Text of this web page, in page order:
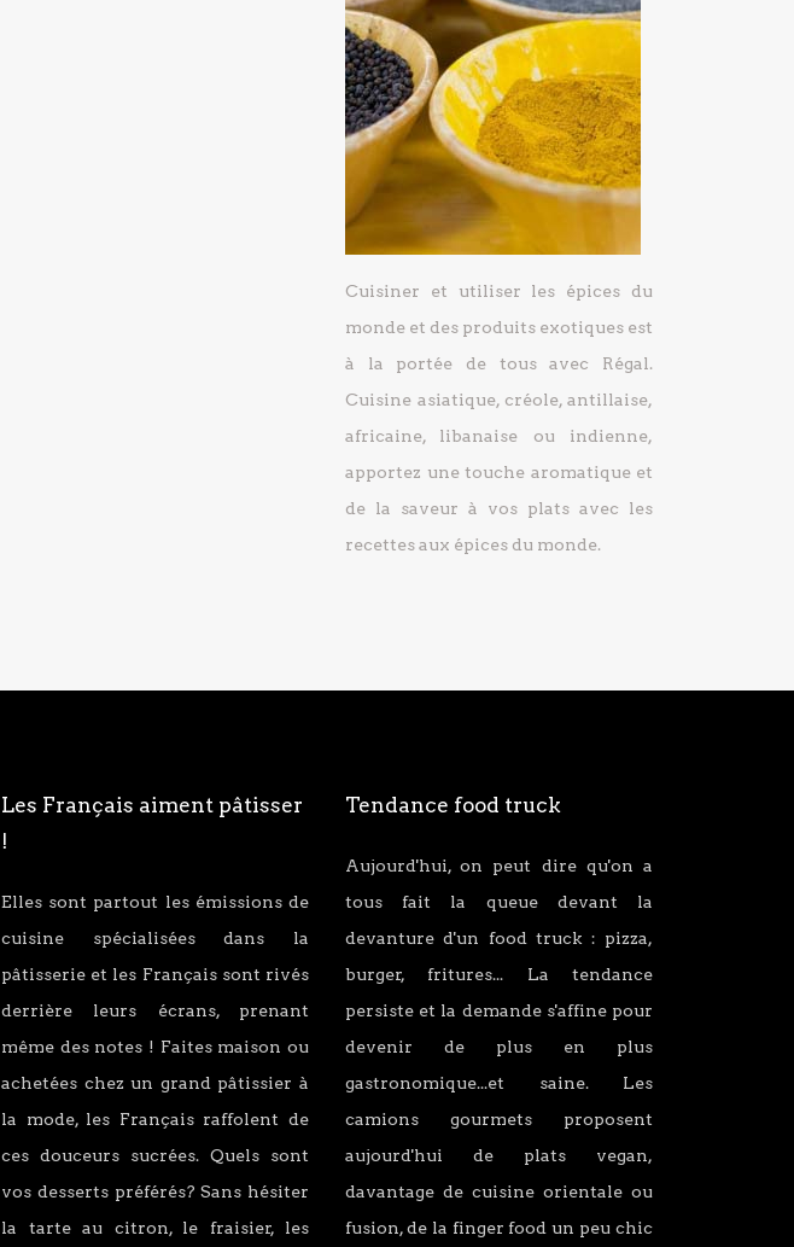
Cuisiner et utiliser les épices du
monde et des produits exotiques est
à la portée de tous avec Régal.
Cuisine asiatique, créole, antillaise,
africaine, libanaise ou indienne,
apportez une touche aromatique et
de la saveur à vos plats avec les
recettes aux épices du monde.
Les Français aiment pâtisser
!
Elles sont partout les émissions de
cuisine spécialisées dans la
pâtisserie et les Français sont rivés
derrière leurs écrans, prenant
même des notes ! Faites maison ou
achetées chez un grand pâtissier à
la mode, les Français raffolent de
ces douceurs sucrées. Quels sont
vos desserts préférés? Sans hésiter
la tarte au citron, le fraisier, les
Tendance food truck
Aujourd'hui, on peut dire qu'on a
tous fait la queue devant la
devanture d'un food truck : pizza,
burger, fritures... La tendance
persiste et la demande s'affine pour
devenir de plus en plus
gastronomique...et saine. Les
camions gourmets proposent
aujourd'hui de plats vegan,
davantage de cuisine orientale ou
fusion, de la finger food un peu chic